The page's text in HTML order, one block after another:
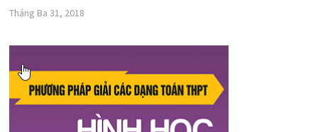
Tháng Ba 31, 2018